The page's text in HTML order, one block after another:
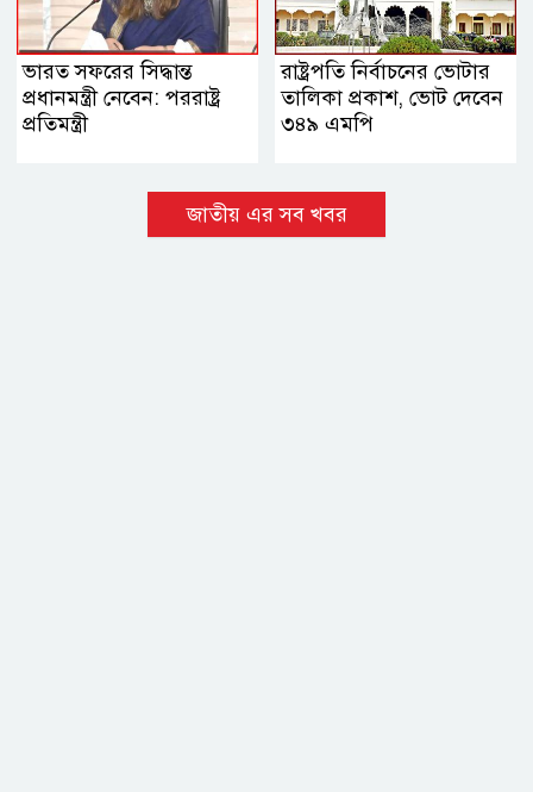
ভারত সফরের সিদ্ধান্ত
প্রধানমন্ত্রী নেবেন: পররাষ্ট্র
প্রতিমন্ত্রী
রাষ্ট্রপতি নির্বাচনের ভোটার
তালিকা প্রকাশ, ভোট দেবেন
৩৪৯ এমপি
জাতীয় এর সব খবর